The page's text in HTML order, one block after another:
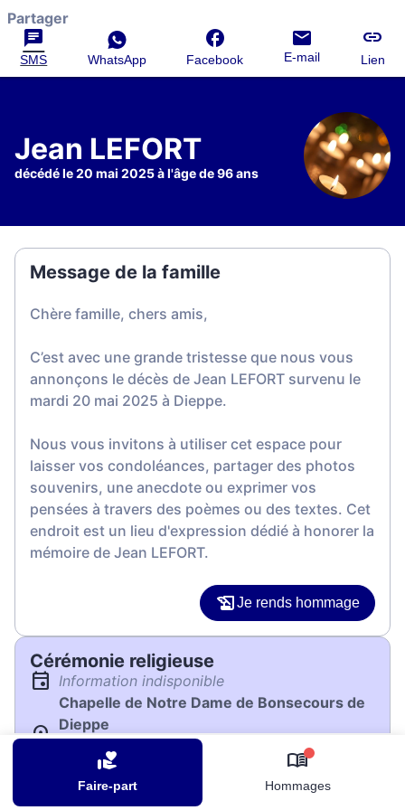
Faire-part Hommages
Partager
SMS WhatsApp Facebook E-mail Lien
Jean LEFORT
décédé le 20 mai 2025 à l'âge de 96 ans
Message de la famille
Chère famille, chers amis,
C’est avec une grande tristesse que nous vous
annonçons le décès de Jean LEFORT survenu le
mardi 20 mai 2025 à Dieppe.
Nous vous invitons à utiliser cet espace pour
laisser vos condoléances, partager des photos
souvenirs, une anecdote ou exprimer vos
pensées à travers des poèmes ou des textes. Cet
endroit est un lieu d'expression dédié à honorer la
mémoire de Jean LEFORT.
Je rends hommage
Cérémonie religieuse
Information indisponible
Chapelle de Notre Dame de Bonsecours de
Dieppe
16 Chemin des Falaises
76200 Dieppe